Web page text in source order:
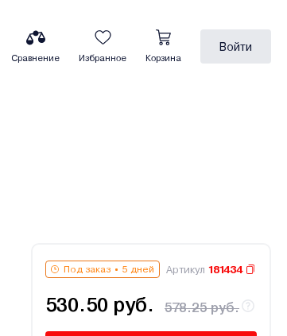
Сравнение Избранное Корзина
Войти
Под заказ 5 дней Артикул 181434
530.50 руб. 578.25 руб.